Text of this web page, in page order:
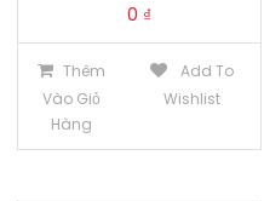
0 ₫
Thêm
Vào Giỏ
Hàng
Add To
Wishlist